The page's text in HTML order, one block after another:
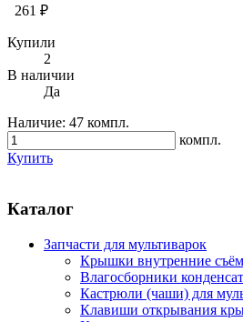
261 ₽
Купили
2
В наличии
Да
Наличие: 47 компл.
компл.
Купить
Каталог
Запчасти для мультиварок
Крышки внутренние
Влагосборники
Кастрюли (чаши) для
Клавиши открывания